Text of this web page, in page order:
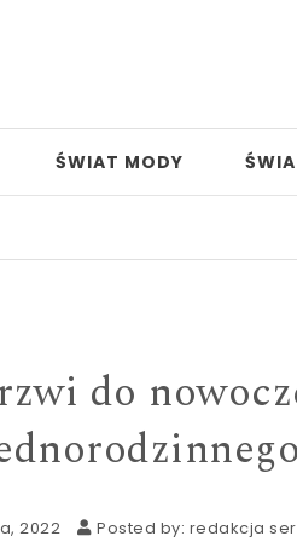
ŚWIAT MODY
do
2022 Posted by: redakcja